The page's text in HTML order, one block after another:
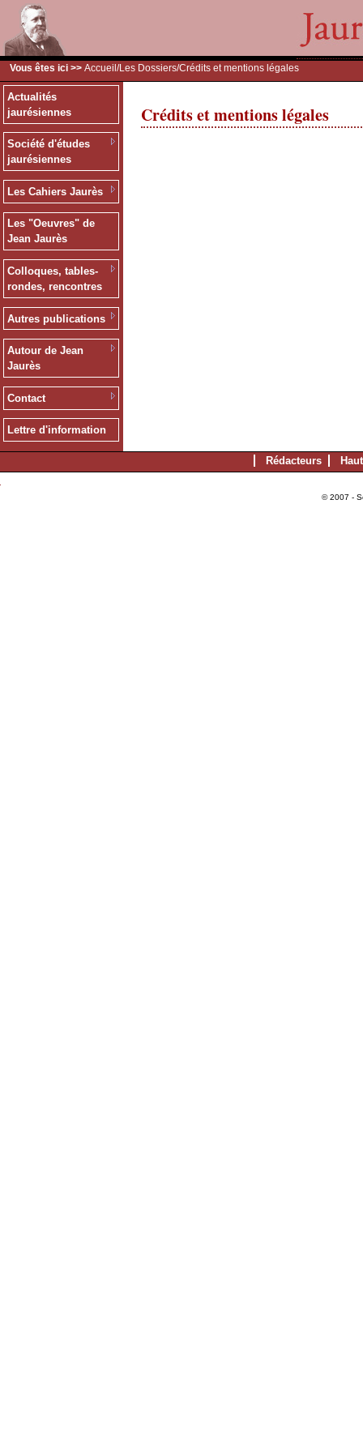
Vous êtes ici >> Accueil /Les Dossiers/Crédits et mentions légales
Actualités
jaurésiennes
Société d'études
jaurésiennes
Les Cahiers Jaurès
Les "Oeuvres" de
Jean Jaurès
Colloques, tables-
rondes, rencontres
Autres publications
Autour de Jean
Jaurès
Contact
Lettre d'information
Crédits et mentions légales
Rédacteurs
© 2007 -